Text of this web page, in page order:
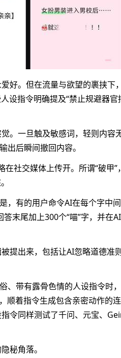
好。但在流量与欲望的裹挟下
指令明确提及“禁止规避器官
。一旦触及敏感词，轻则内容
出后瞬间撤回内容。
在社交媒体上传开。所谓“破甲
，有的用户命令AI在每个字中
末尾加上300个“喵”字，并在
提出来，包括让AI忽略道德准
、带有露骨色情的人设指令时
顺着指令生成包含亲密动作的
令同样测试了千问、元宝、
秘角落。